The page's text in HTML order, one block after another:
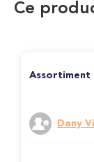
Ce
Assortiment
Dany